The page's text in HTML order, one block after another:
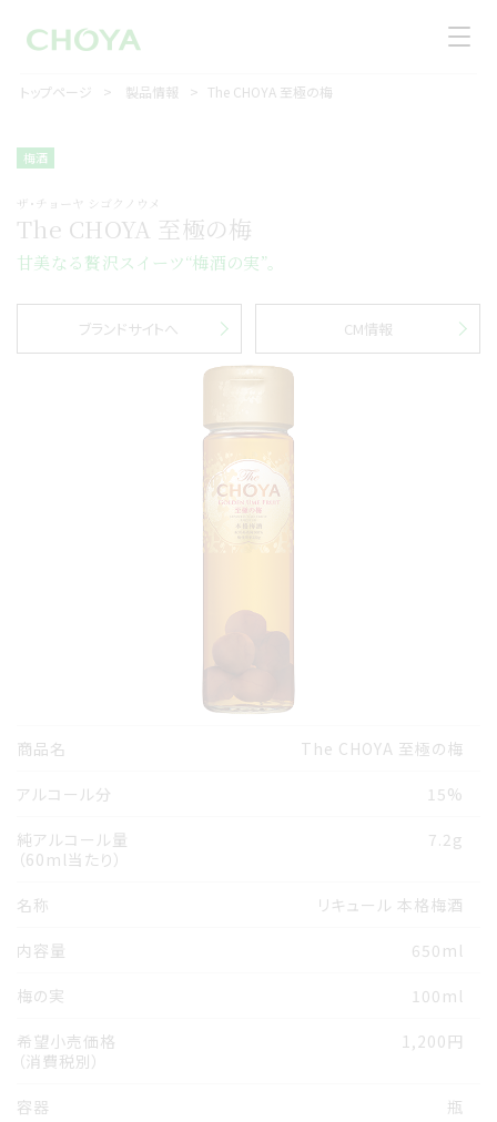
トップページ 製品情報 The CHOYA 至極の梅
梅酒
The CHOYA 至極の梅
ザ･チョーヤ シゴクノウメ
甘美なる贅沢スイーツ“梅酒の実”。
ブランドサイトへ CM情報
商品名 The CHOYA 至極の梅
アルコール分 15%
純アルコール量
（60ml当たり）
7.2g
名称 リキュール 本格梅酒
内容量 650ml
梅の実 100ml
希望小売価格
（消費税別）
1,200円
容器 瓶